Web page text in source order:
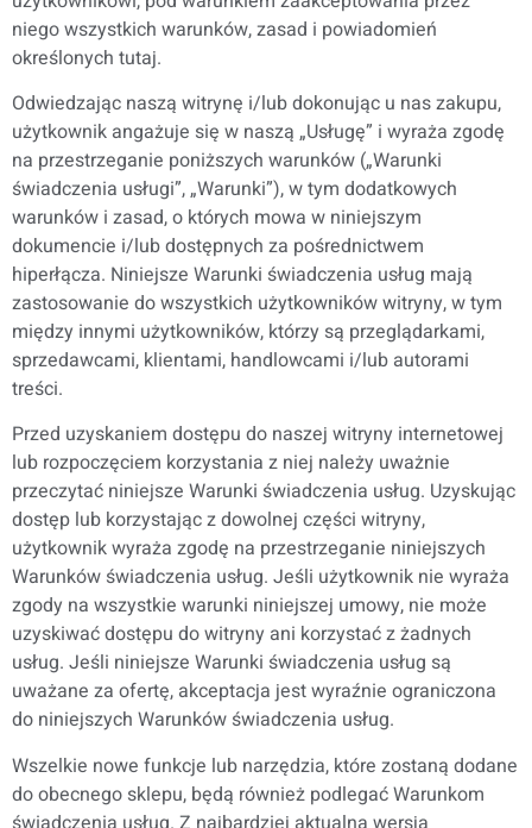
niego wszystkich warunków, zasad i powiadomień
określonych tutaj.
Odwiedzając naszą witrynę i/lub dokonując u nas zakupu,
użytkownik angażuje się w naszą „Usługę” i wyraża zgodę
na przestrzeganie poniższych warunków („Warunki
świadczenia usługi”, „Warunki”), w tym dodatkowych
warunków i zasad, o których mowa w niniejszym
dokumencie i/lub dostępnych za pośrednictwem
hiperłącza. Niniejsze Warunki świadczenia usług mają
zastosowanie do wszystkich użytkowników witryny, w tym
między innymi użytkowników, którzy są przeglądarkami,
sprzedawcami, klientami, handlowcami i/lub autorami
treści.
Przed uzyskaniem dostępu do naszej witryny internetowej
lub rozpoczęciem korzystania z niej należy uważnie
przeczytać niniejsze Warunki świadczenia usług. Uzyskując
dostęp lub korzystając z dowolnej części witryny,
użytkownik wyraża zgodę na przestrzeganie niniejszych
Warunków świadczenia usług. Jeśli użytkownik nie wyraża
zgody na wszystkie warunki niniejszej umowy, nie może
uzyskiwać dostępu do witryny ani korzystać z żadnych
usług. Jeśli niniejsze Warunki świadczenia usług są
uważane za ofertę, akceptacja jest wyraźnie ograniczona
do niniejszych Warunków świadczenia usług.
Wszelkie nowe funkcje lub narzędzia, które zostaną dodane
do obecnego sklepu, będą również podlegać Warunkom